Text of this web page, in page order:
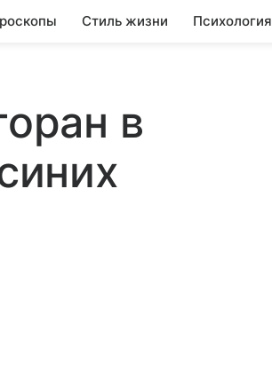
Стиль жизни Психология
в